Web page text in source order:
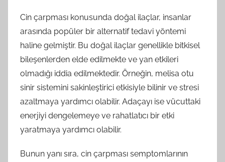
Cin çarpması konusunda doğal ilaçlar, insanlar
arasında popüler bir alternatif tedavi yöntemi
haline gelmiştir. Bu doğal ilaçlar genellikle bitkisel
bileşenlerden elde edilmekte ve yan etkileri
olmadığı iddia edilmektedir. Örneğin, melisa otu
sinir sistemini sakinleştirici etkisiyle bilinir ve stresi
azaltmaya yardımcı olabilir. Adaçayı ise vücuttaki
enerjiyi dengelemeye ve rahatlatıcı bir etki
yaratmaya yardımcı olabilir.
Bunun yanı sıra, cin çarpması semptomlarının